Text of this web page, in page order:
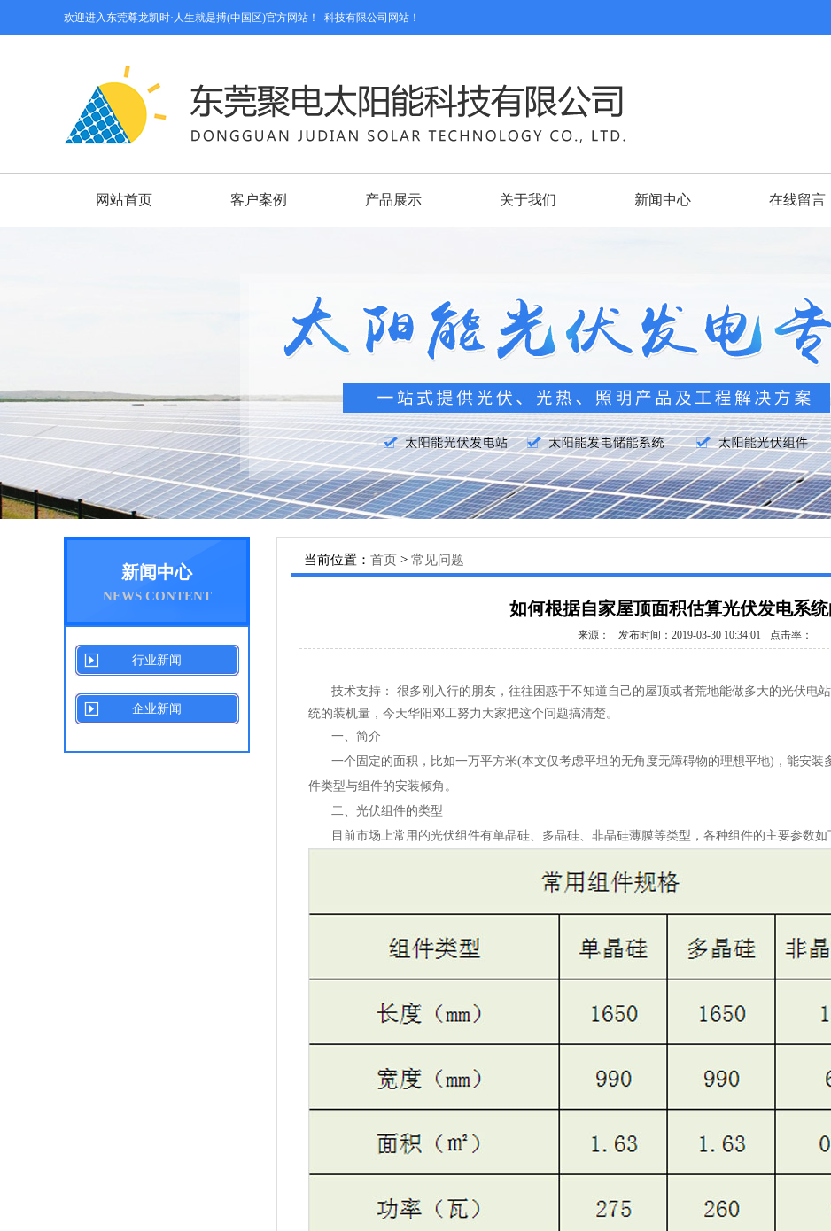
欢迎进入东莞尊龙凯时·人生就是搏(中国区)官方网站！  科技有限公司网站！
网站首页 客户案例 产品展示 关于我们 新闻中心 在线留言
新闻中心
NEWS CONTENT
行业新闻
企业新闻
当前位置： 首页 > 常见问题
如何根据自家屋顶面积估算光伏发电系
来源： 发布时间：2019-03-30 10:34:01 点击率：
技术支持： 很多刚入行的朋友，往往困惑于不知道自己的屋顶或者荒地能做多大的光伏电
统的装机量，今天华阳邓工努力大家把这个问题搞清楚。
一、简介
一个固定的面积，比如一万平方米(本文仅考虑平坦的无角度无障碍物的理想平地)，能
件类型与组件的安装倾角。
二、光伏组件的类型
目前市场上常用的光伏组件有单晶硅、多晶硅、非晶硅薄膜等类型，各种组件的主要参数如